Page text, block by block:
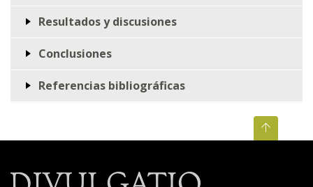
Resultados y discusiones
Conclusiones
Referencias bibliográficas